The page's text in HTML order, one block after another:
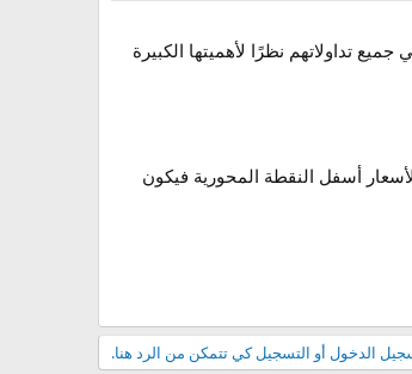
تداولاتهم نظرًا لأهميتها الكبيرة
أسفل النقطة المحورية فيكون
الدخول أو التسجيل كي تتمكن من الرد هنا.